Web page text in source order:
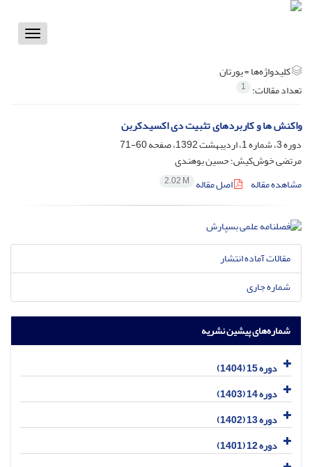
Toggle
کلیدواژه‌ها =یورتان
تعداد مقالات: 1
واکنش ها و کاربردهای تثبیت دی اکسیدکربن
دوره 3، شماره 1، اردیبهشت 1392، صفحه
60-71
مرتضی خوش‌کیش؛ حسین بوهندی
مشاهده مقاله
اصل مقاله 2.02 M
مقالات آماده انتشار
شماره جاری
شماره‌های پیشین نشریه
دوره 15 (1404)
دوره 14 (1403)
دوره 13 (1402)
دوره 12 (1401)